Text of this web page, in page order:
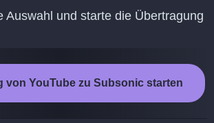
Auswahl und starte die Übertragung
von YouTube zu Subsonic starten